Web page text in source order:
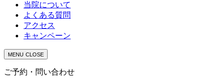
当院について
よくある質問
アクセス
キャンペーン
MENU CLOSE
ご予約・問い合わせ